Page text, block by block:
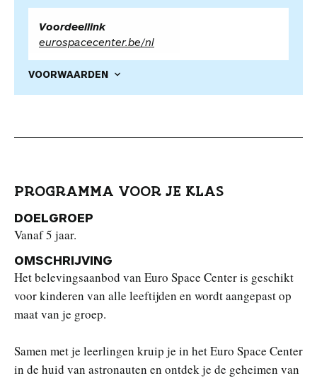
Voordeellink
eurospacecenter.be/nl
VOORWAARDEN
PROGRAMMA VOOR JE KLAS
DOELGROEP
Vanaf 5 jaar.
OMSCHRIJVING
Het belevingsaanbod van Euro Space Center is geschikt
voor kinderen van alle leeftijden en wordt aangepast op
maat van je groep.
Samen met je leerlingen kruip je in het Euro Space Center
in de huid van astronauten en ontdek je de geheimen van